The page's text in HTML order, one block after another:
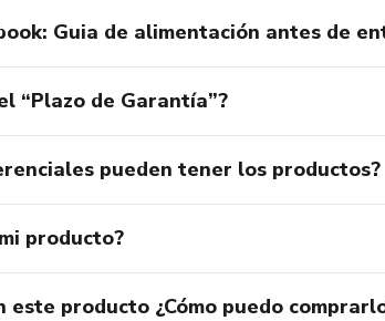
Guia de alimentación antes de
“Plazo de Garantía”?
pueden tener los productos?
producto?
este producto ¿Cómo puedo